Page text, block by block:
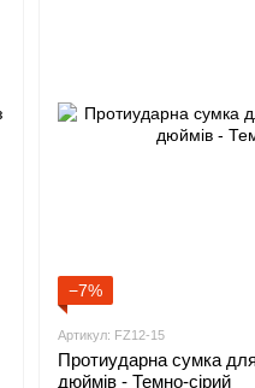
−7%
Артикул: FZ12-15
Протиударна сумка
дюймів - Темно-сірий